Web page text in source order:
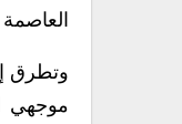
وتطرق
موجهي